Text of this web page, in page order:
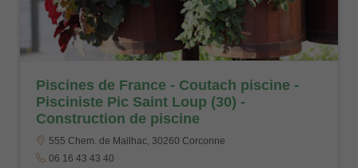
Piscines de France - Coutach piscine -
Pisciniste Pic Saint Loup (30) -
Construction de piscine
555 Chem. de Mailhac, 30260 Corconne
06 16 43 43 40